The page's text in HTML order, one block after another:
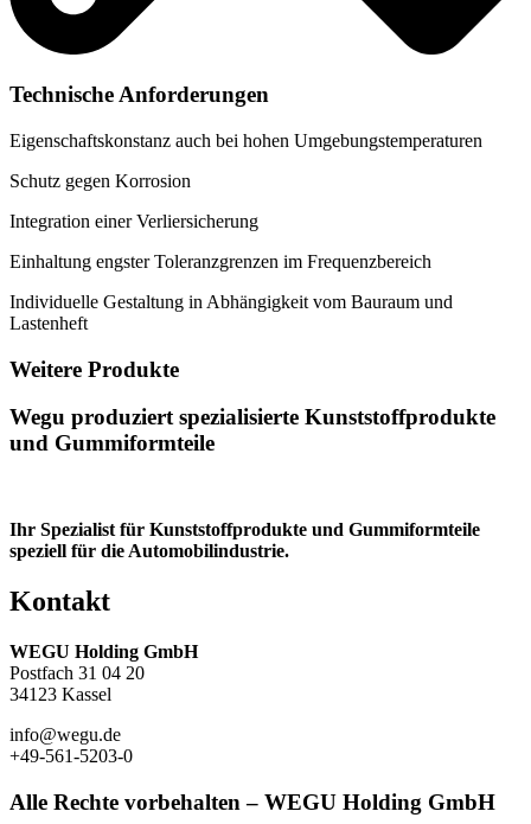
Technische Anforderungen
Eigenschaftskonstanz auch bei hohen Umgebungstemperaturen
Schutz gegen Korrosion
Integration einer Verliersicherung
Einhaltung engster Toleranzgrenzen im Frequenzbereich
Individuelle Gestaltung in Abhängigkeit vom Bauraum und
Lastenheft
Weitere Produkte
Wegu produziert spezialisierte Kunststoffprodukte
und Gummiformteile
Ihr Spezialist für Kunststoffprodukte und Gummiformteile
speziell für die Automobilindustrie.
Kontakt
WEGU Holding GmbH
Postfach 31 04 20
34123 Kassel
info@wegu.de
+49-561-5203-0
Alle Rechte vorbehalten – WEGU Holding GmbH